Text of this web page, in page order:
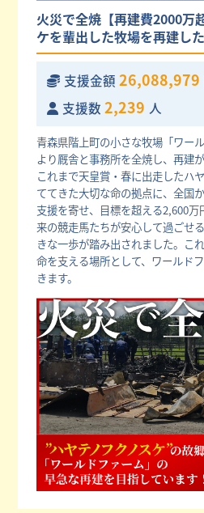
火災で全焼【再建費2000万
ケを輩出した牧場を再建し
支援金額 26,088,979
支援数 2,239 人
青森県階上町の小さな牧場「ワー
より厩舎と事務所を全焼し、再建
これまで天皇賞・春に出走したハ
ててきた大切な命の拠点に、全国
支援を寄せ、目標を超える2,600
来の競走馬たちが安心して過ごせ
きな一歩が踏み出されました。こ
命を支える場所として、ワールド
きます。